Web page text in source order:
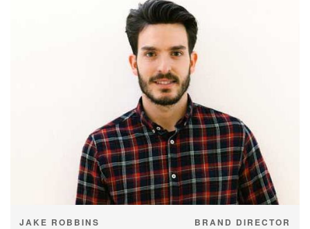
JAKE ROBBINS BRAND DIRECTOR